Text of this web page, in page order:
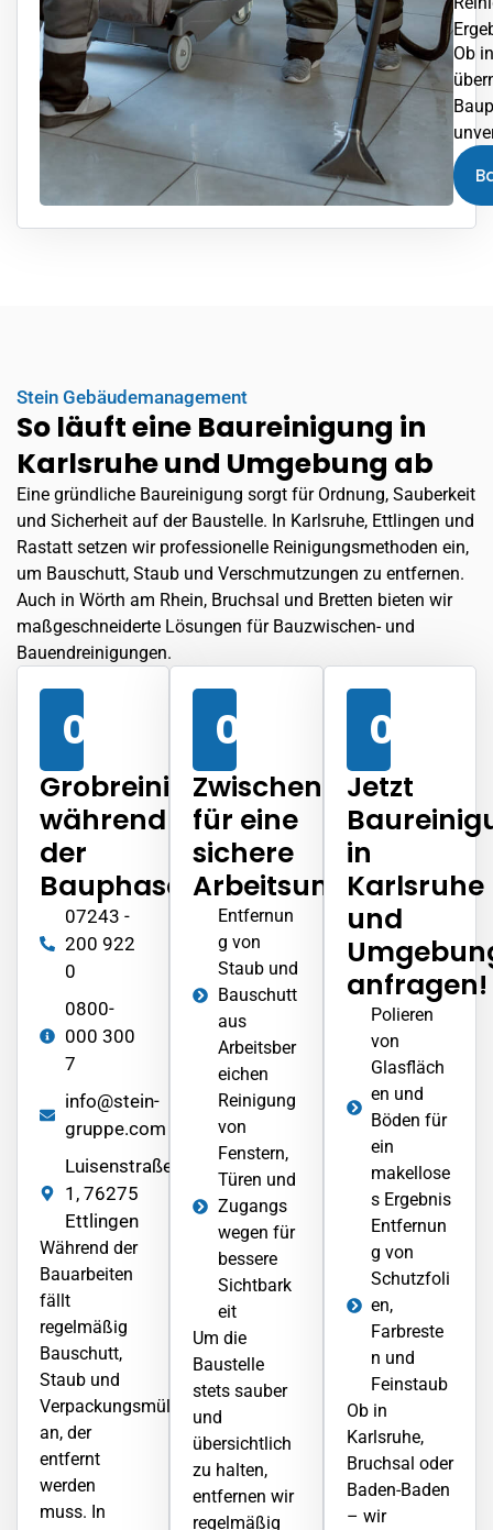
Ob
Stein Gebäudemanagement
So läuft eine Baureinigung in
Karlsruhe und Umgebung ab
Eine gründliche Baureinigung sorgt für Ordnung, Sauberkeit
und Sicherheit auf der Baustelle. In Karlsruhe, Ettlingen und
Rastatt setzen wir professionelle Reinigungsmethoden ein,
um Bauschutt, Staub und Verschmutzungen zu entfernen.
Auch in Wörth am Rhein, Bruchsal und Bretten bieten wir
maßgeschneiderte Lösungen für Bauzwischen- und
Bauendreinigungen.
01
Grobreinigung
während
der
Bauphase
07243 -
200 922
0
0800-
000 300
7
info@stein-
gruppe.com
Luisenstraße
1, 76275
Ettlingen
Während der
Bauarbeiten
fällt
regelmäßig
Bauschutt,
Staub und
Verpackungsmüll
an, der
entfernt
werden
muss. In
02
Zwischenreinigung
für eine
sichere
Arbeitsumgebung
Entfernun
g von
Staub und
Bauschutt
aus
Arbeitsber
eichen
Reinigung
von
Fenstern,
Türen und
Zugangs
wegen für
bessere
Sichtbark
eit
Um die
Baustelle
stets sauber
und
übersichtlich
zu halten,
entfernen wir
regelmäßig
03
Jetzt
in
Karlsruhe
und
anfragen!
Polieren
von
Glasfläch
en und
Böden für
ein
makellose
s Ergebnis
Entfernun
g von
Schutzfoli
en,
Farbreste
n und
Feinstaub
Ob in
Karlsruhe,
Bruchsal oder
Baden-Baden
– wir